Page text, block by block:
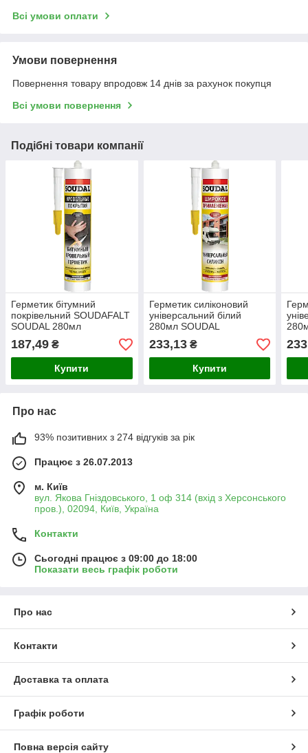
Всі умови оплати
Умови повернення
Повернення товару впродовж 14 днів за рахунок покупця
Всі умови повернення
Подібні товари компанії
Герметик бітумний
покрівельний SOUDAFALT
SOUDAL 280мл
187,49 ₴
Купити
Герметик силіконовий
універсальний білий
280мл SOUDAL
233,13₴
Купити
Про нас
93% позитивних з 274 відгуків за рік
Працює з 26.07.2013
м. Київ
вул. Якова Гніздовського, 1 оф 314 (вхід з Херсонського
пров.), 02094, Київ, Україна
Контакти
Сьогодні працює з 09:00 до 18:00
Показати весь графік роботи
Про нас
Контакти
Доставка та оплата
Графік роботи
Повна версія сайту